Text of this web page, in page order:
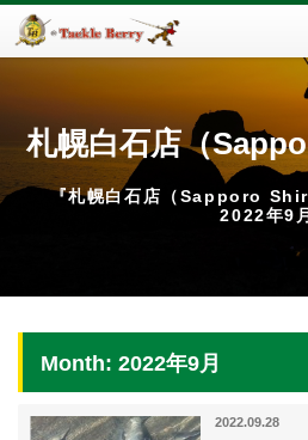
札幌白石店（
『札幌白石店（Sapporo
2022年9月
Month: 2022年9月
2022.09.28